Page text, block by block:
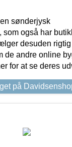
sønderjysk
også har
desuden
de andre online
for at se deres
på